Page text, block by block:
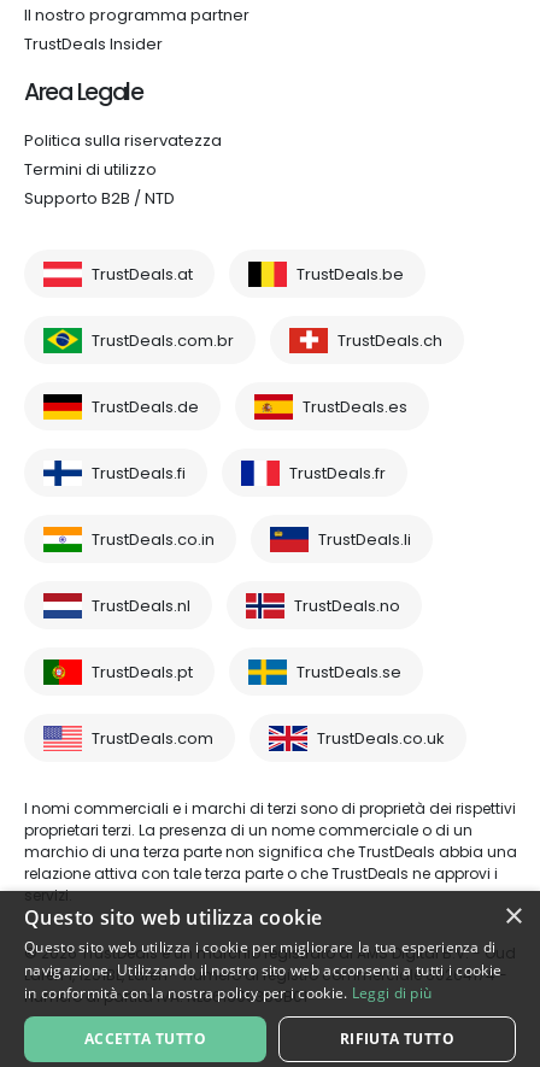
Il nostro programma partner
TrustDeals Insider
Area Legale
Politica sulla riservatezza
Termini di utilizzo
Supporto B2B / NTD
TrustDeals.at TrustDeals.be
TrustDeals.com.br TrustDeals.ch
TrustDeals.de TrustDeals.es
TrustDeals.fi TrustDeals.fr
TrustDeals.co.in TrustDeals.li
TrustDeals.nl TrustDeals.no
TrustDeals.pt TrustDeals.se
TrustDeals.com TrustDeals.co.uk
I nomi commerciali e i marchi di terzi sono di proprietà dei rispettivi
proprietari terzi. La presenza di un nome commerciale o di un
marchio di una terza parte non significa che TrustDeals abbia una
relazione attiva con tale terza parte o che TrustDeals ne approvi i
servizi.
© 2026 TrustDeals è un marchio registrato di AMS Digital B.V. - Oud
Laren 1, 1251BL, Laren - numero di registro commerciale 80264174 -
numero di partita IVA: NL861609360B01
×
Questo sito web utilizza cookie
Questo sito web utilizza i cookie per migliorare la tua esperienza di
navigazione. Utilizzando il nostro sito web acconsenti a tutti i cookie
in conformità con la nostra policy per i cookie. Leggi di più
ACCETTA TUTTO RIFIUTA TUTTO